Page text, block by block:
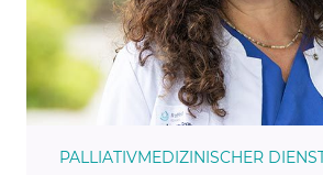
PALLIATIVMEDIZINISCHER